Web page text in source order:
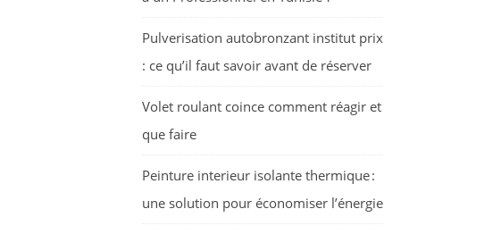
Pulverisation autobronzant institut prix
: ce qu’il faut savoir avant de réserver
Volet roulant coince comment réagir et
que faire
Peinture interieur isolante thermique :
une solution pour économiser l’énergie